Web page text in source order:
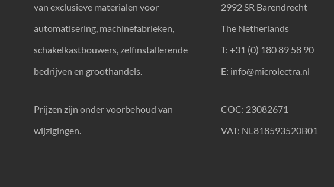
van exclusieve materialen voor
automatisering, machinefabrieken,
schakelkastbouwers, zelfinstallerende
bedrijven en groothandels.
Prijzen zijn onder voorbehoud van
wijzigingen.
2992 SR Barendrecht
The Netherlands
T: +31 (0) 180 89 58 90
E: info@microlectra.nl
COC: 23082671
VAT: NL818593520B01